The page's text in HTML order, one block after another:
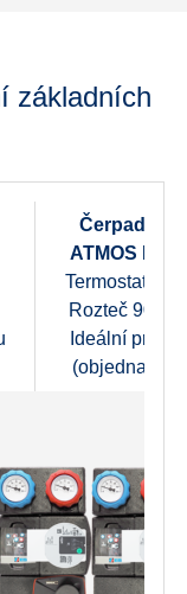
základních
ATMOS
Termostatická
Rozteč 90
Ideální pro
(objednací